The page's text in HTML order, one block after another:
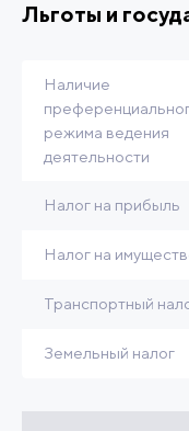
Льготы и
Наличие
режима ведения
деятельности
Налог на прибыль
Налог на
Транспортный
Земельный налог